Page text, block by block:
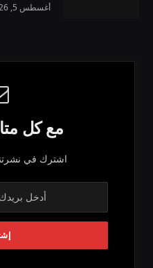
أغسطس 5, 2026
مع كل
اشترك في نشرتنا